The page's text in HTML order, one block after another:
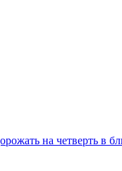
на четверть в